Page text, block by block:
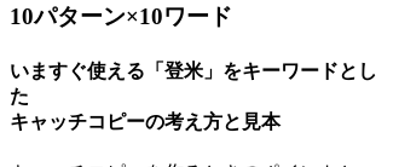
10パターン×10ワード
いますぐ使える「登米」をキーワードとし
た
キャッチコピーの考え方と見本